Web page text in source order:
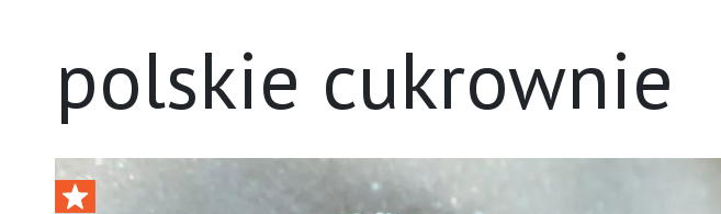
polskie cukrownie